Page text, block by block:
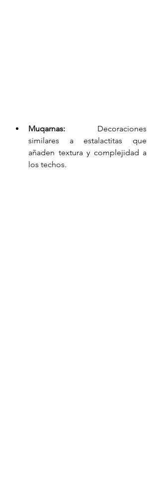
Muqarnas: Decoraciones
similares a estalactitas que
añaden textura y complejidad a
los techos.